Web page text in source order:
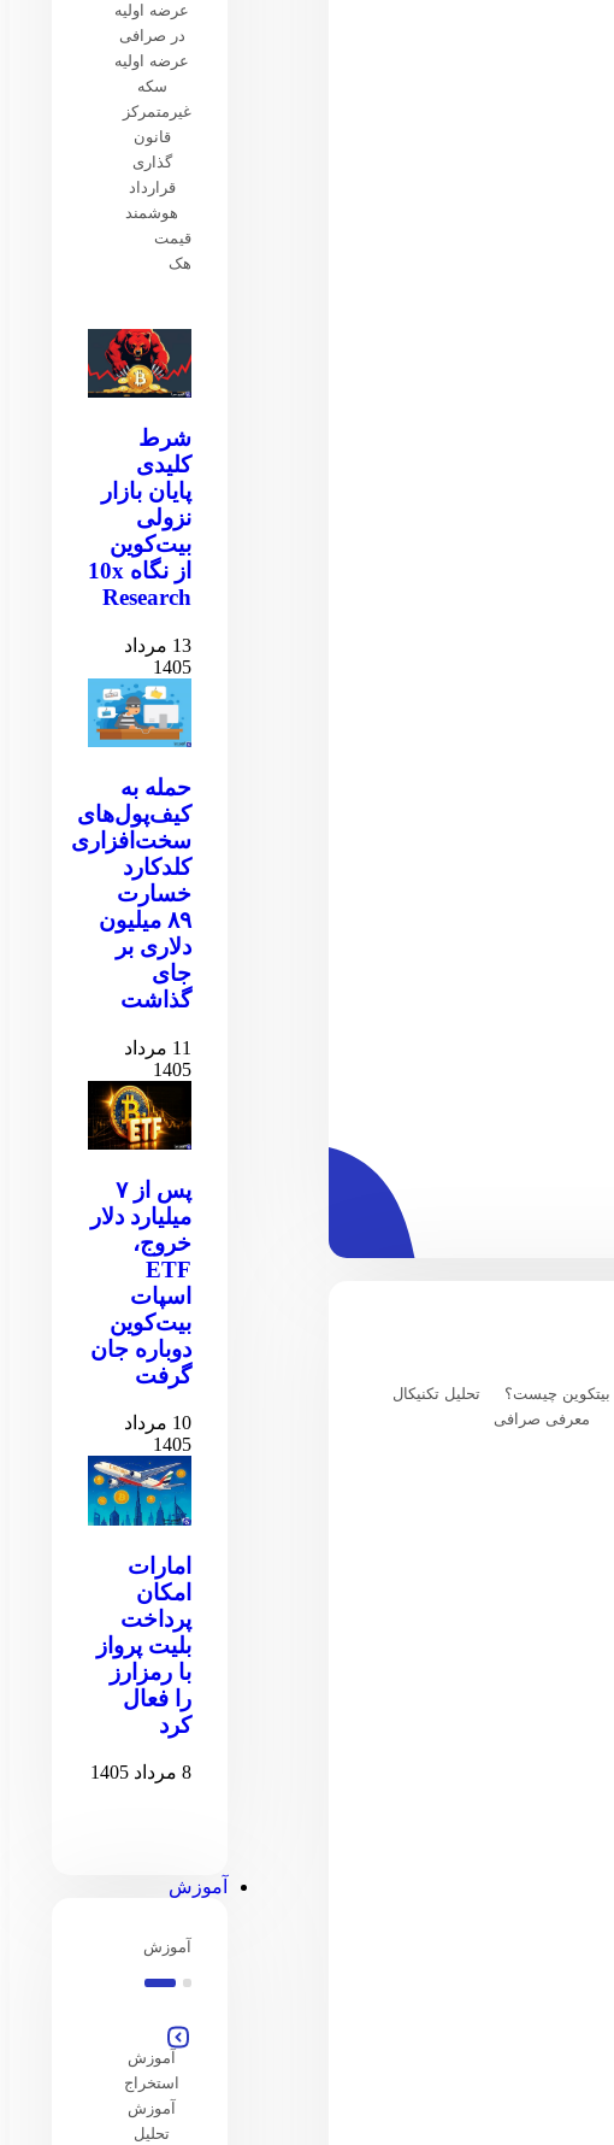
بیتکوین چیست؟
تحلیل تکنیکال
معرفی صرافی
عرضه اولیه
در صرافی
عرضه اولیه
سکه
غیرمتمرکز
قانون
گذاری
قرارداد
هوشمند
قیمت
هک
شرط
کلیدی
پایان بازار
نزولی
بیت‌کوین
از نگاه 10x
Research
13 مرداد
1405
حمله به
کیف‌پول‌های
سخت‌افزاری
کلدکارد
خسارت
۸۹ میلیون
دلاری بر
جای
گذاشت
11 مرداد
1405
پس از ۷
میلیارد دلار
خروج،
ETF
اسپات
بیت‌کوین
دوباره جان
گرفت
10 مرداد
1405
امارات
امکان
پرداخت
بلیت پرواز
با رمزارز
را فعال
کرد
8 مرداد 1405
آموزش
آموزش
آموزش
استخراج
آموزش
تحلیل